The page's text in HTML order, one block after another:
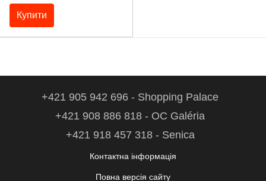
Купити
+421 905 942 696 - Shopping Palace
+421 908 886 818 - OC Galéria
+421 918 457 318 - Senica
Контактна інформація
Повна версія сайту